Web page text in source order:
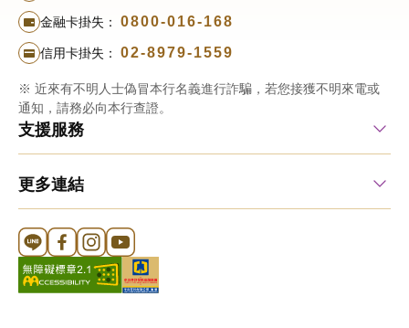
金融卡掛失： 0800-016-168
信用卡掛失： 02-8979-1559
※ 近來有不明人士偽冒本行名義進行詐騙，若您接獲不明來電或
通知，請務必向本行查證。
支援服務
更多連結
Line 官方帳號
FB 官方帳號
Instagram 官方帳號
YouTube 官方帳號